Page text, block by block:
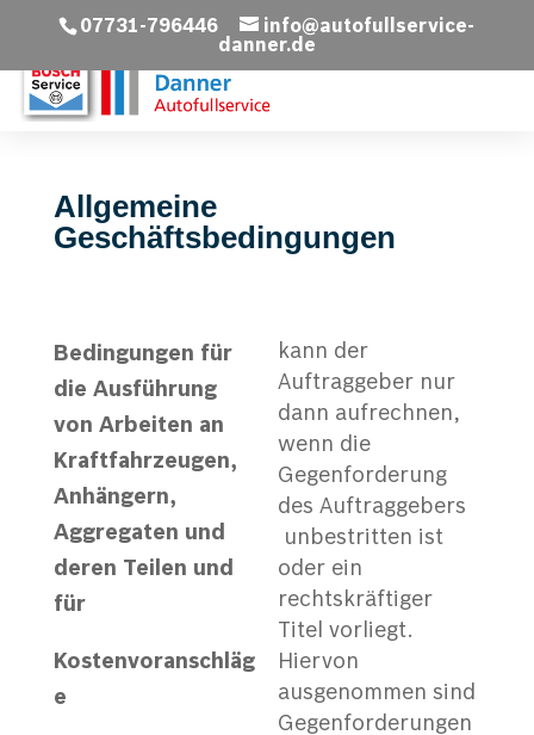
07731-796446
info@autofullservice-
danner.de
Allgemeine
Geschäftsbedingungen
Bed ingungen für
die Ausführung
von Arbeiten an
Kraftfahrzeugen,
Anhängern,
Aggregaten und
deren Teilen und
für
Kostenvoransch äg
e
kann der
Auftraggeber nur
dann aufrechnen,
wenn die
Gegenforderung
des Auftraggebers
unbestritten ist
oder ein
rechtskräftiger
Titel vorliegt.
Hiervon
ausgenommen sind
Gegenforderungen